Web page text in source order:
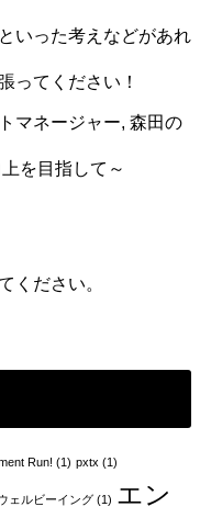
いった考えなどがあれ
ってください！
マネージャー, 森田の
を目指して～
ください。
Run! (1) pxtx (1)
ェルビーイング (1) エン